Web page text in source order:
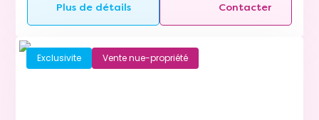
Plus de détails Contacter
Exclusivite Vente nue-propriété